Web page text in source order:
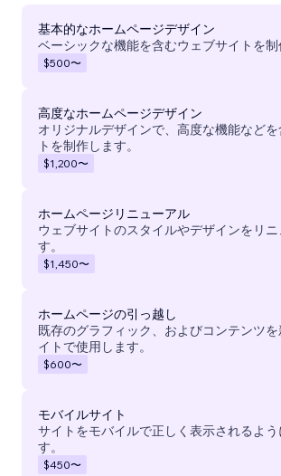
基本的なホームページデザイン
ベーシックな機能を含むウェブサイトを制
$500〜
高度なホームページデザイン
オリジナルデザインで、高度な機能など
トを制作します。
$1,200〜
ホームページリニューアル
ウェブサイトのスタイルやデザインをリニ
す。
$1,450〜
ホームページの引っ越し
既存のグラフィック、およびコンテンツ
イトで使用します。
$600〜
モバイルサイト
サイトをモバイルで正しく表示されるよう
す。
$450〜